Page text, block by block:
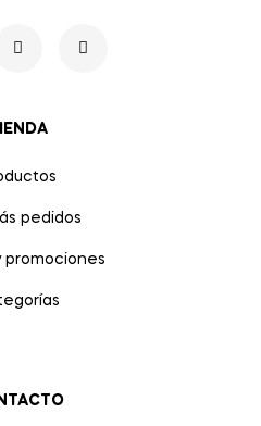
pedidos
promociones